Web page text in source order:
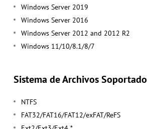
Windows Server 2019
Windows Server 2016
Windows Server 2012 and 2012 R2
Windows 11/10/8.1/8/7
Sistema de Archivos Soportado
NTFS
FAT32/FAT16/FAT12/exFAT/ReFS